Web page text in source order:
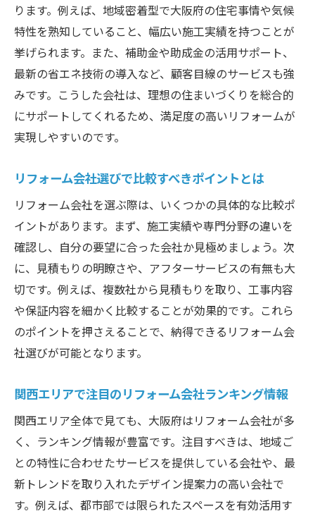
ります。例えば、地域密着型で大阪府の住宅事情や気候
特性を熟知していること、幅広い施工実績を持つことが
挙げられます。また、補助金や助成金の活用サポート、
最新の省エネ技術の導入など、顧客目線のサービスも強
みです。こうした会社は、理想の住まいづくりを総合的
にサポートしてくれるため、満足度の高いリフォームが
実現しやすいのです。
リフォーム会社選びで比較すべきポイントとは
リフォーム会社を選ぶ際は、いくつかの具体的な比較ポ
イントがあります。まず、施工実績や専門分野の違いを
確認し、自分の要望に合った会社か見極めましょう。次
に、見積もりの明瞭さや、アフターサービスの有無も大
切です。例えば、複数社から見積もりを取り、工事内容
や保証内容を細かく比較することが効果的です。これら
のポイントを押さえることで、納得できるリフォーム会
社選びが可能となります。
関西エリアで注目のリフォーム会社ランキング情報
関西エリア全体で見ても、大阪府はリフォーム会社が多
く、ランキング情報が豊富です。注目すべきは、地域ご
との特性に合わせたサービスを提供している会社や、最
新トレンドを取り入れたデザイン提案力の高い会社で
す。例えば、都市部では限られたスペースを有効活用す